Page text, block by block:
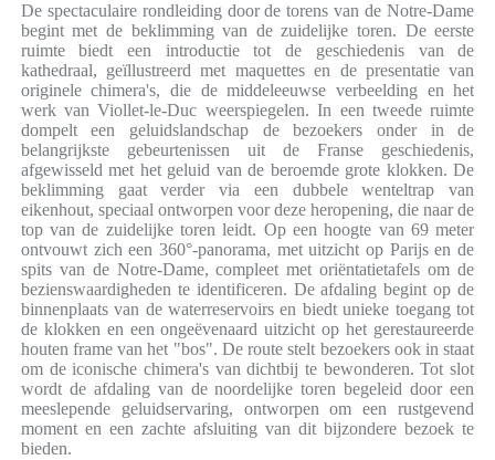
De spectaculaire rondleiding door de torens van de Notre-Dame
begint met de beklimming van de zuidelijke toren. De eerste
ruimte biedt een introductie tot de geschiedenis van de
kathedraal, geïllustreerd met maquettes en de presentatie van
originele chimera's, die de middeleeuwse verbeelding en het
werk van Viollet-le-Duc weerspiegelen. In een tweede ruimte
dompelt een geluidslandschap de bezoekers onder in de
belangrijkste gebeurtenissen uit de Franse geschiedenis,
afgewisseld met het geluid van de beroemde grote klokken. De
beklimming gaat verder via een dubbele wenteltrap van
eikenhout, speciaal ontworpen voor deze heropening, die naar de
top van de zuidelijke toren leidt. Op een hoogte van 69 meter
ontvouwt zich een 360°-panorama, met uitzicht op Parijs en de
spits van de Notre-Dame, compleet met oriëntatietafels om de
bezienswaardigheden te identificeren. De afdaling begint op de
binnenplaats van de waterreservoirs en biedt unieke toegang tot
de klokken en een ongeëvenaard uitzicht op het gerestaureerde
houten frame van het "bos". De route stelt bezoekers ook in staat
om de iconische chimera's van dichtbij te bewonderen. Tot slot
wordt de afdaling van de noordelijke toren begeleid door een
meeslepende geluidservaring, ontworpen om een ​​rustgevend
moment en een zachte afsluiting van dit bijzondere bezoek te
bieden.